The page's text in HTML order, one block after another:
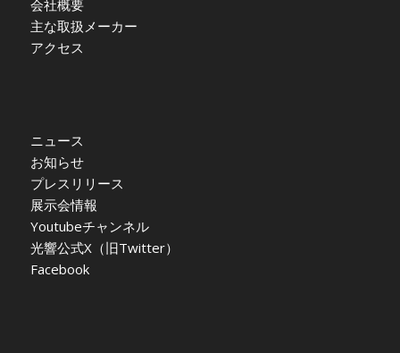
会社概要
主な取扱メーカー
アクセス
ニュース
お知らせ
プレスリリース
展示会情報
Youtubeチャンネル
光響公式X（旧Twitter）
Facebook